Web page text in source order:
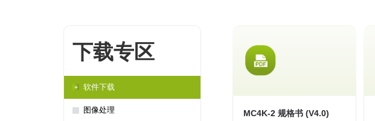
下载专区
软件下载
图像处理 MC4K-2 规格书 (V4.0)